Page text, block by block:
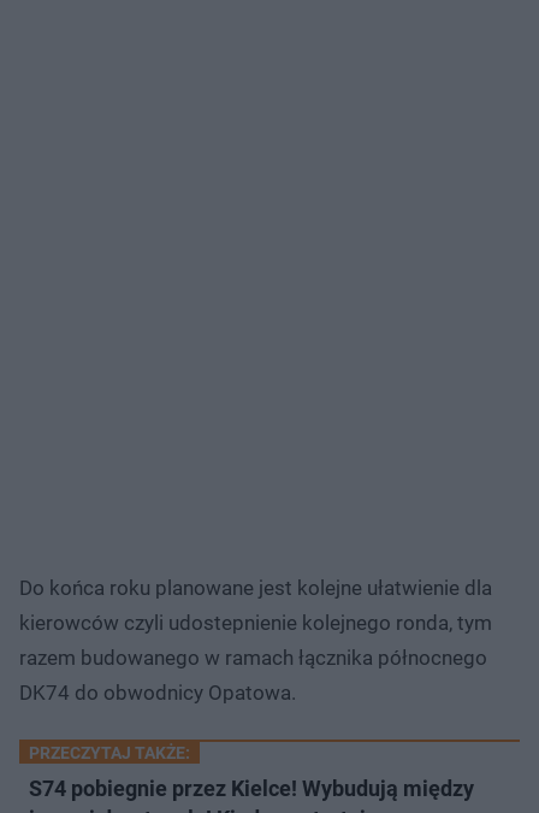
Do końca roku planowane jest kolejne ułatwienie dla
kierowców czyli udostepnienie kolejnego ronda, tym
razem budowanego w ramach łącznika północnego
DK74 do obwodnicy Opatowa.
PRZECZYTAJ TAKŻE:
S74 pobiegnie przez Kielce! Wybudują między